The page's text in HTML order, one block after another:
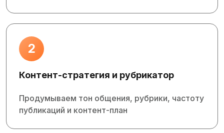
2
Контент‑стратегия и рубрикатор
Продумываем тон общения, рубрики, частоту
публикаций и контент‑план